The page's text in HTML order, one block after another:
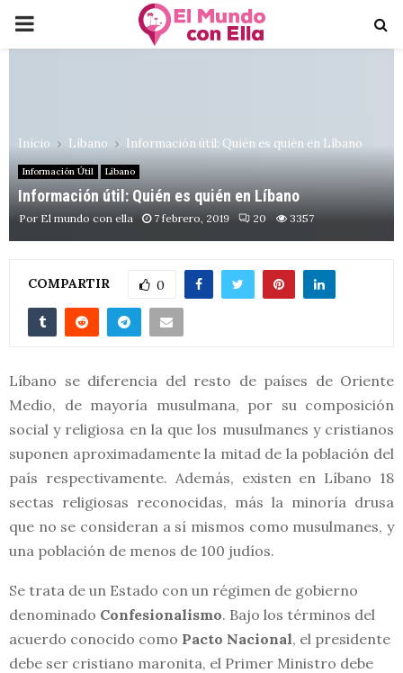
PRIMARY
Inicio Líbano Información útil: Quién es quién en Líbano
Información Útil Líbano
Información útil: Quién es quién en Líbano
Por El mundo con ella 7 febrero, 2019 20 3357
COMPARTIR 0
Líbano se diferencia del resto de países de Oriente
Medio, de mayoría musulmana, por su composición
social y religiosa en la que los musulmanes y cristianos
suponen aproximadamente la mitad de la población del
país respectivamente. Además, existen en Líbano 18
sectas religiosas reconocidas, más la minoría drusa
que no se consideran a sí mismos como musulmanes, y
una población de menos de 100 judíos.
Se trata de un Estado con un régimen de gobierno
denominado Confesionalismo. Bajo los términos del
acuerdo conocido como Pacto Nacional, el presidente
debe ser cristiano maronita, el Primer Ministro debe